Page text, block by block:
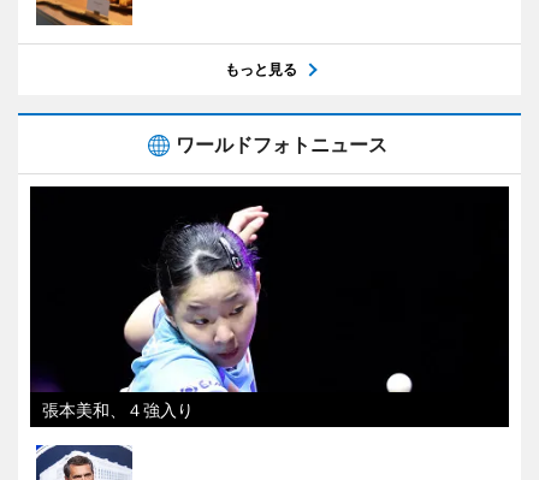
もっと見る
ワールドフォトニュース
張本美和、４強入り